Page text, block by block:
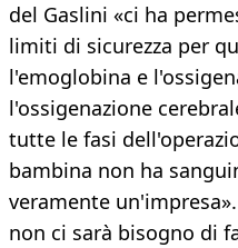
del Gaslini «ci ha
limiti di sicurezza per
l'emoglobina e
l'ossigenazione
tutte le fasi
bambina non ha
veramente
non ci sarà bisogno di